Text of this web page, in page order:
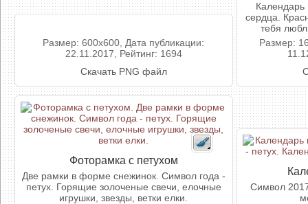
Размер: 600x600, Дата публикации:
22.11.2017, Рейтинг: 1694
Скачать PNG файл
Календарь
сердца.
тебя
Размер:
Фоторамка с петухом
Две рамки в форме снежинок. Символ года -
петух. Горящие золоченые свечи, елочные
игрушки, звезды, ветки елки.
Символ